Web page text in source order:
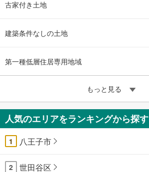
古家付き土地
建築条件なしの土地
第一種低層住居専用地域
もっと見る
人気のエリアをランキングから探す
1 八王子市
2 世田谷区